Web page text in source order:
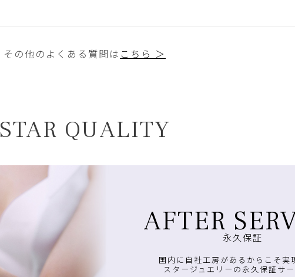
その他のよくある質問は こちら ＞
STAR QUALITY
AFTER永久保証
国内に自社工房があるからこそ実
スタージュエリーの永久保証サー